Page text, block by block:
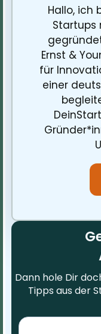
Hallo, ich
Startups
Ernst &
für
einer
Dann hole Dir
Tipps aus der